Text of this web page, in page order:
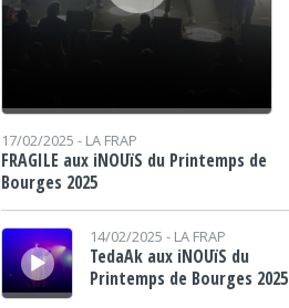
17/02/2025 - LA FRAP
FRAGILE aux iNOUïS du Printemps de
Bourges 2025
Lecteur audio
14/02/2025 - LA FRAP
TedaAk aux iNOUïS du
Printemps de Bourges 2025